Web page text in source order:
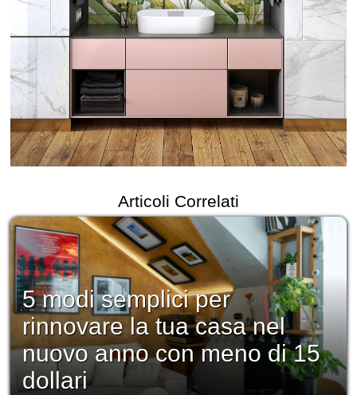
Articoli Correlati
5 modi semplici per
rinnovare la tua casa nel
nuovo anno con meno di 15
dollari